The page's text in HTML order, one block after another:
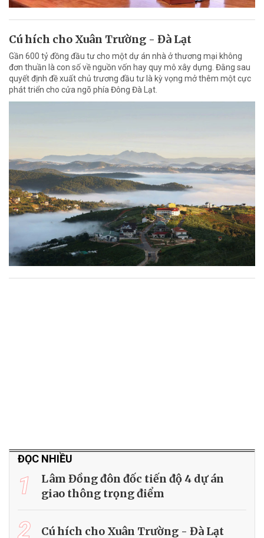
Cú hích cho Xuân Trường - Đà Lạt
Gần 600 tỷ đồng đầu tư cho một dự án nhà ở thương mại không
đơn thuần là con số về nguồn vốn hay quy mô xây dựng. Đằng sau
quyết định đề xuất chủ trương đầu tư là kỳ vọng mở thêm một cực
phát triển cho cửa ngõ phía Đông Đà Lạt.
ĐỌC NHIỀU
1
Lâm Đồng đôn đốc tiến độ 4 dự án
giao thông trọng điểm
2 Cú hích cho Xuân Trường - Đà Lạt